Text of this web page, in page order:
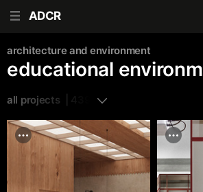
ADCR
architecture and environment
educational
all projects  | 439